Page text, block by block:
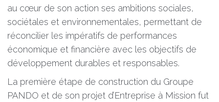
au cœur de son action ses ambitions sociales,
sociétales et environnementales, permettant de
réconcilier les impératifs de performances
économique et financière avec les objectifs de
développement durables et responsables.
La première étape de construction du Groupe
PANDO et de son projet d’Entreprise à Mission fut